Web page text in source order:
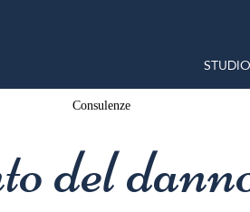
STUDIO
Consulenze